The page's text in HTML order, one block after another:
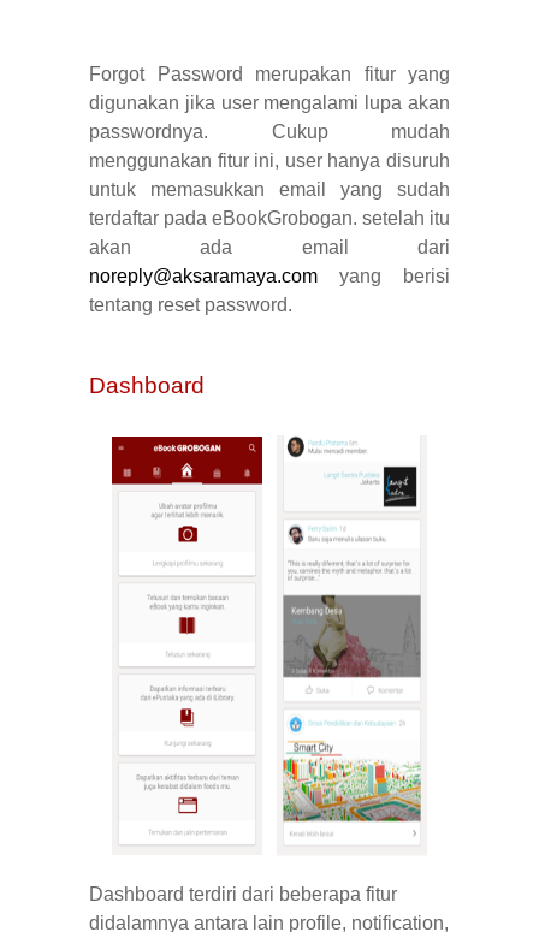
Forgot Password merupakan fitur yang
digunakan jika user mengalami lupa akan
passwordnya. Cukup mudah
menggunakan fitur ini, user hanya disuruh
untuk memasukkan email yang sudah
terdaftar pada eBookGrobogan. setelah itu
akan ada email dari
noreply@aksaramaya.com yang berisi
tentang reset password.
Dashboard
Dashboard terdiri dari beberapa fitur
didalamnya antara lain profile, notification,